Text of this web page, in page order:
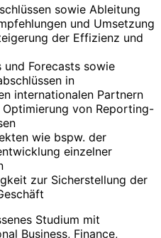
sowie Ableitung
und Umsetzung
der Effizienz und
Forecasts sowie
in
internationalen Partnern
von Reporting-
wie bspw. der
einzelner
zur Sicherstellung der
Studium mit
Business, Finance,